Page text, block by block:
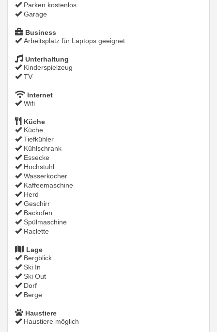
Parken kostenlos
Garage
Business
Arbeitsplatz für Laptops geeignet
Unterhaltung
Kinderspielzeug
TV
Internet
Wifi
Küche
Küche
Tiefkühler
Kühlschrank
Essecke
Hochstuhl
Wasserkocher
Kaffeemaschine
Herd
Geschirr
Backofen
Spülmaschine
Raclette
Lage
Bergblick
Ski In
Ski Out
Dorf
Berge
Haustiere
Haustiere möglich